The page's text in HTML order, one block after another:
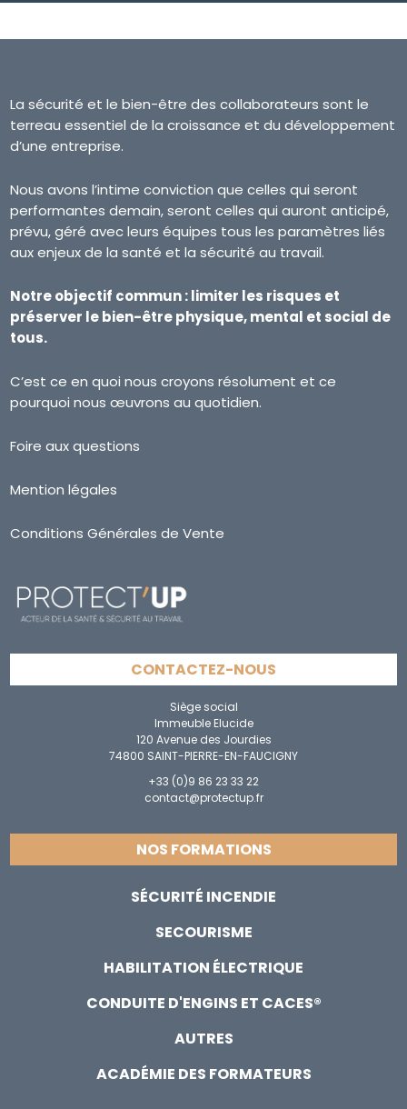
La sécurité et le bien-être des collaborateurs sont le
terreau essentiel de la croissance et du développement
d’une entreprise.
Nous avons l’intime conviction que celles qui seront
performantes demain, seront celles qui auront anticipé,
prévu, géré avec leurs équipes tous les paramètres liés
aux enjeux de la santé et la sécurité au travail.
Notre objectif commun : limiter les risques et
préserver le bien-être physique, mental et social de
tous.
C’est ce en quoi nous croyons résolument et ce
pourquoi nous œuvrons au quotidien.
Foire aux questions
Mention légales
Conditions Générales de Vente
CONTACTEZ-NOUS
Siège social
Immeuble Elucide
120 Avenue des Jourdies
74800 SAINT-PIERRE-EN-FAUCIGNY
+33 (0)9 86 23 33 22
contact@protectup.fr
NOS FORMATIONS
SÉCURITÉ INCENDIE
SECOURISME
HABILITATION ÉLECTRIQUE
CONDUITE D'ENGINS ET CACES®
AUTRES
ACADÉMIE DES FORMATEURS